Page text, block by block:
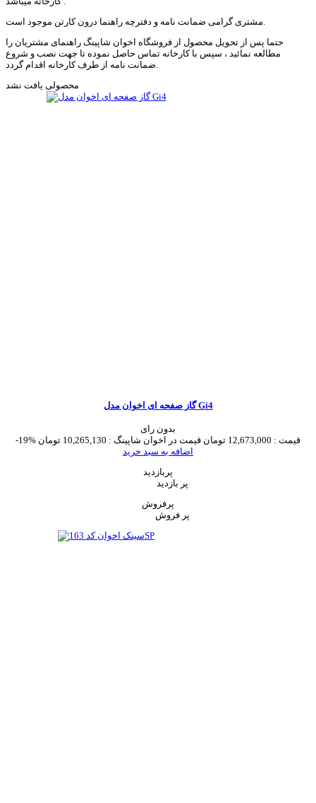
حتما پس از تحویل محصول از فروشگاه اخوان شاپینگ راهنمای مشتریان را
مطالعه نمائید ، سپس با کارخانه تماس حاصل نموده تا جهت نصب و شروع
محصولی یافت نشد
گاز صفحه ای اخوان مدل Gi4
بدون رای
-19%
قیمت : 12,673,000 تومان قیمت در اخوان شاپینگ : 10,265,130 تومان
اضافه به سبد خرید
پربازدید
پر بازدید
پرفروش